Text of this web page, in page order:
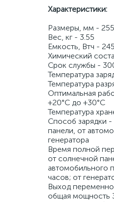
Характеристики:
Размеры, мм -
Вес, кг - 3.55
Емкость, Втч - 245
Химический
Срок службы -
Температура
Температура
Оптимальная
+20°С до +30°С
Температура
Способ зарядки
панели, от
генератора
Время полной
от солнечной
автомобильного
часов; от
Выход
общая мощность